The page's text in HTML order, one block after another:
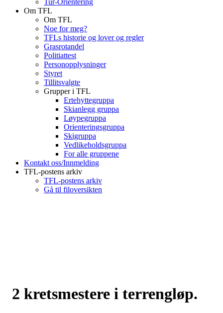
Tur-Orientering
Om TFL
Om TFL
Noe for meg?
TFLs historie og lover og regler
Grasrotandel
Politiattest
Personopplysninger
Styret
Tillitsvalgte
Grupper i TFL
Ertehyttegruppa
Skianlegg gruppa
Løypegruppa
Orienteringsgruppa
Skigruppa
Vedlikeholdsgruppa
For alle gruppene
Kontakt oss/Innmelding
TFL-postens arkiv
TFL-postens arkiv
Gå til filoversikten
2 kretsmestere i terrengløp.